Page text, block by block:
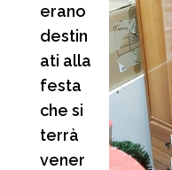
erano
destin
ati alla
festa
che si
terrà
vener